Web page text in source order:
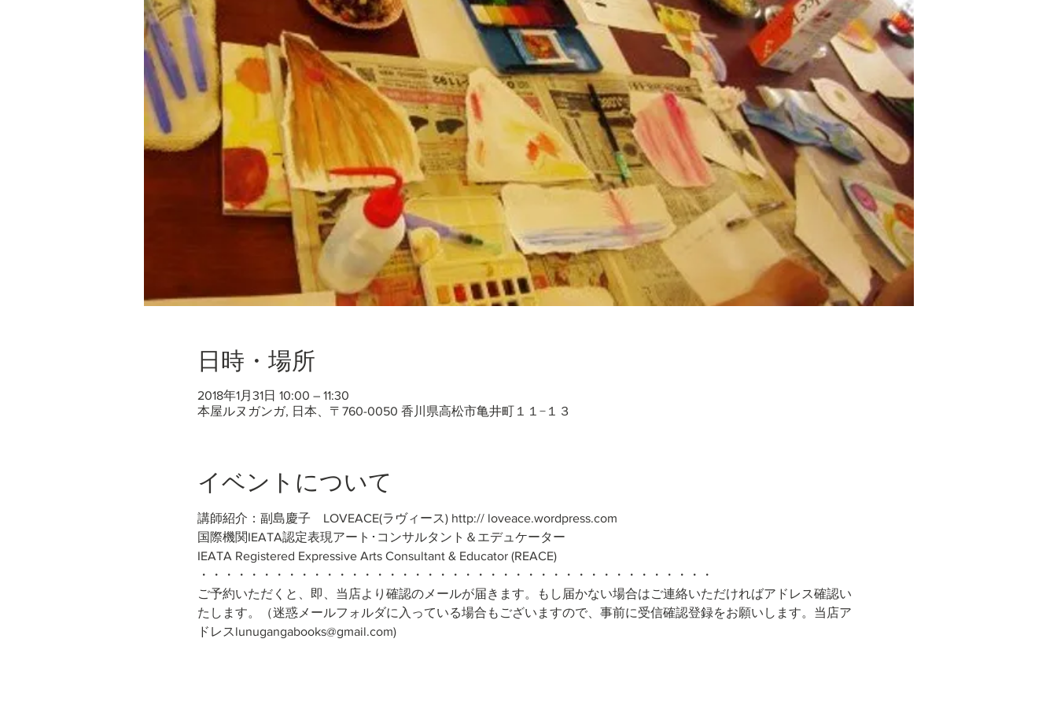
日時・場所
2018年1月31日 10:00 – 11:30
本屋ルヌガンガ, 日本、〒760-0050 香川県高松市亀井町１１−１３
イベントについて
講師紹介：副島慶子　LOVEACE(ラヴィース) http:// loveace.wordpress.com
国際機関IEATA認定表現アート･コンサルタント＆エデュケーター
IEATA Registered Expressive Arts Consultant & Educator (REACE)
・・・・・・・・・・・・・・・・・・・・・・・・・・・・・・・・・・・・・・・・・
ご予約いただくと、即、当店より確認のメールが届きます。もし届かない場合はご連絡いただければアドレス確認い
たします。（迷惑メールフォルダに入っている場合もございますので、事前に受信確認登録をお願いします。当店ア
ドレスlunugangabooks@gmail.com)